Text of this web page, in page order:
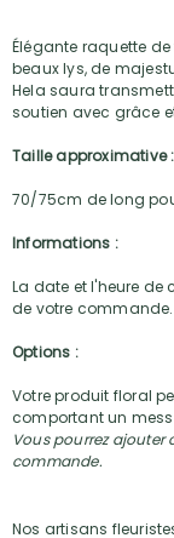
Élégante raquette
beaux lys, de
Hela saura
soutien avec grâce
Taille approximative :
70/75cm de long
Informations :
La date et l'heure de
de votre commande.
Options :
Votre produit floral
comportant un
Vous pourrez
commande.
Nos artisans